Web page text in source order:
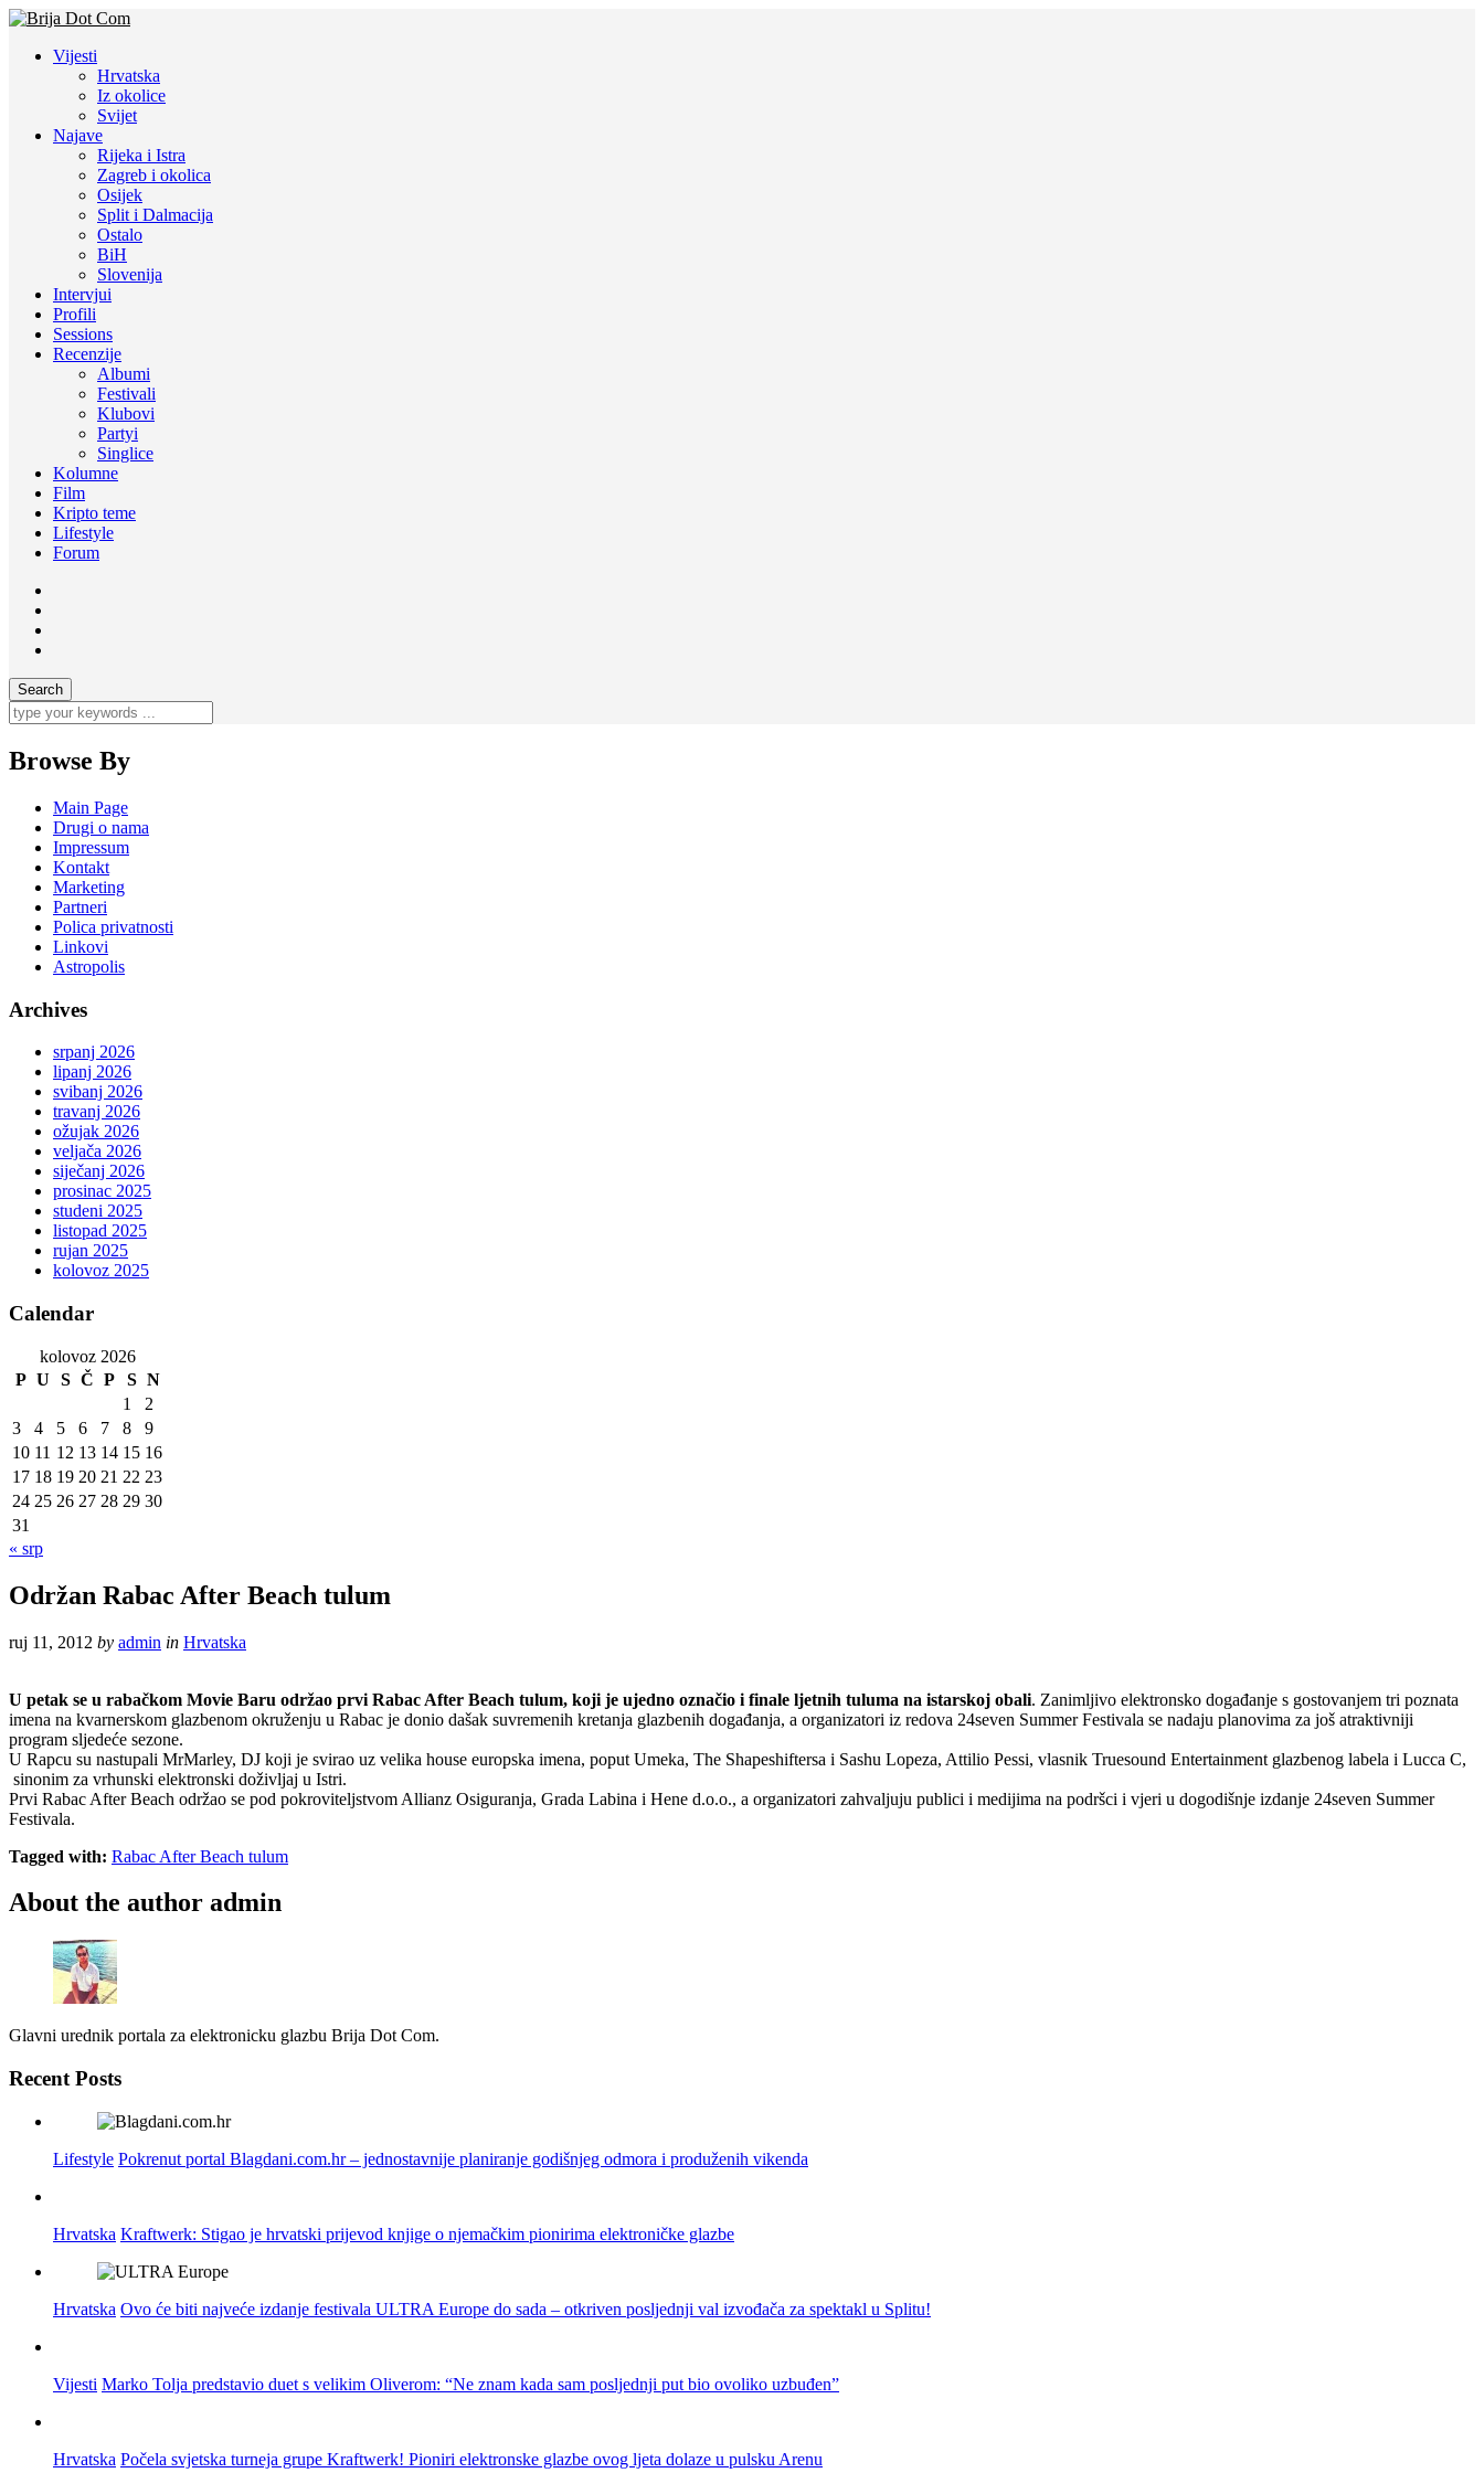
Vijesti
Hrvatska
Iz okolice
Svijet
Najave
Rijeka i Istra
Zagreb i okolica
Osijek
Split i Dalmacija
Ostalo
BiH
Slovenija
Intervjui
Profili
Sessions
Recenzije
Albumi
Festivali
Klubovi
Partyi
Singlice
Kolumne
Film
Kripto teme
Lifestyle
Forum
Browse By
Main Page
Drugi o nama
Impressum
Kontakt
Marketing
Partneri
Polica privatnosti
Linkovi
Astropolis
Archives
srpanj 2026
lipanj 2026
svibanj 2026
travanj 2026
ožujak 2026
veljača 2026
siječanj 2026
prosinac 2025
studeni 2025
listopad 2025
rujan 2025
kolovoz 2025
Calendar
kolovoz 2026
P U S Č P S N
1
2
3
4 5 6 7 8
9
10 11 12 13 14 15 16
17 18 19 20 21 22 23
24 25 26 27 28 29 30
31
« srp
Održan Rabac After Beach tulum
ruj 11, 2012 by admin in Hrvatska
U petak se u rabačkom Movie Baru održao prvi Rabac After Beach tulum, koji je ujedno označio i finale ljetnih tuluma na istarskoj obali. Zanimljivo elektronsko događanje s gostovanjem tri poznata
imena na kvarnerskom glazbenom okruženju u Rabac je donio dašak suvremenih kretanja glazbenih događanja, a organizatori iz redova 24seven Summer Festivala se nadaju planovima za još atraktivniji
program sljedeće sezone.
U Rapcu su nastupali MrMarley, DJ koji je svirao uz velika house europska imena, poput Umeka, The Shapeshiftersa i Sashu Lopeza, Attilio Pessi, vlasnik Truesound Entertainment glazbenog labela i Lucca C,
sinonim za vrhunski elektronski doživljaj u Istri.
Prvi Rabac After Beach održao se pod pokroviteljstvom Allianz Osiguranja, Grada Labina i Hene d.o.o., a organizatori zahvaljuju publici i medijima na podršci i vjeri u dogodišnje izdanje 24seven Summer
Festivala.
Tagged with: Rabac After Beach tulum
About the author admin
Glavni urednik portala za elektronicku glazbu Brija Dot Com.
Recent Posts
Lifestyle Pokrenut portal Blagdani.com.hr – jednostavnije planiranje godišnjeg odmora i produženih vikenda
Hrvatska Kraftwerk: Stigao je hrvatski prijevod knjige o njemačkim pionirima elektroničke glazbe
Hrvatska Ovo će biti najveće izdanje festivala ULTRA Europe do sada – otkriven posljednji val izvođača za spektakl u Splitu!
Vijesti Marko Tolja predstavio duet s velikim Oliverom: “Ne znam kada sam posljednji put bio ovoliko uzbuđen”
Hrvatska Počela svjetska turneja grupe Kraftwerk! Pioniri elektronske glazbe ovog ljeta dolaze u pulsku Arenu